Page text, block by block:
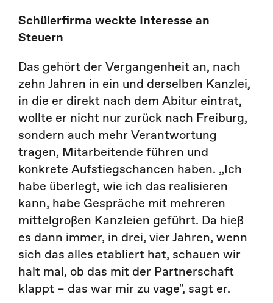
Schülerfirma weckte Interesse an
Steuern
Das gehört der Vergangenheit an, nach
zehn Jahren in ein und derselben Kanzlei,
in die er direkt nach dem Abitur eintrat,
wollte er nicht nur zurück nach Freiburg,
sondern auch mehr Verantwortung
tragen, Mitarbeitende führen und
konkrete Aufstiegschancen haben. „Ich
habe überlegt, wie ich das realisieren
kann, habe Gespräche mit mehreren
mittelgroßen Kanzleien geführt. Da hieß
es dann immer, in drei, vier Jahren, wenn
sich das alles etabliert hat, schauen wir
halt mal, ob das mit der Partnerschaft
klappt – das war mir zu vage", sagt er.